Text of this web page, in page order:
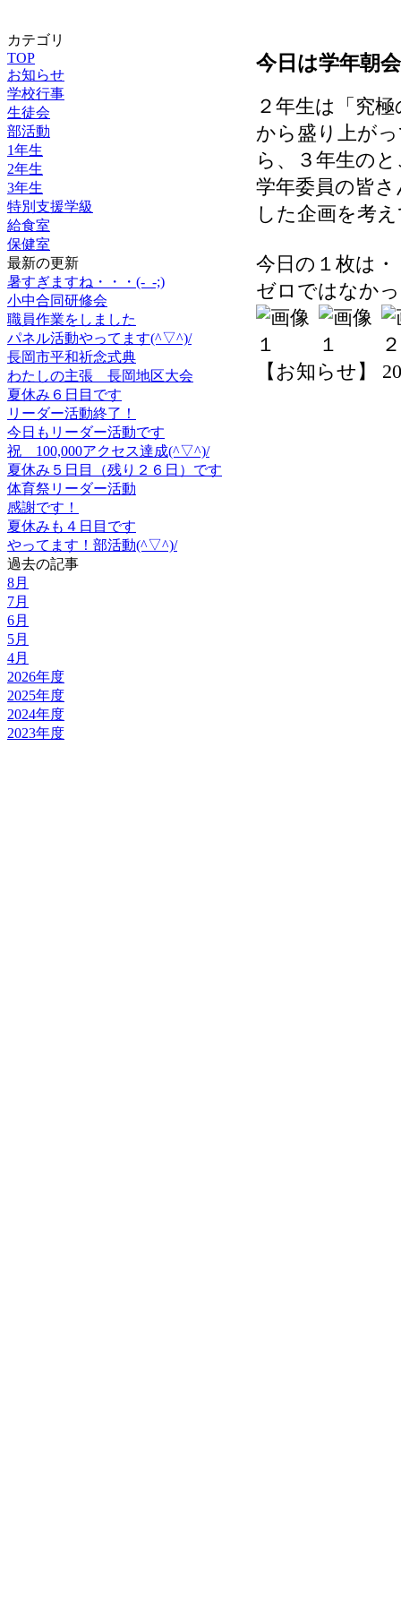
カテゴリ
TOP
お知らせ
学校行事
生徒会
部活動
1年生
2年生
3年生
特別支援学級
給食室
保健室
最新の更新
暑すぎますね・・・(-_-;)
小中合同研修会
職員作業をしました
パネル活動やってます(^▽^)/
長岡市平和祈念式典
わたしの主張 長岡地区大会
夏休み６日目です
リーダー活動終了！
今日もリーダー活動です
祝 100,000アクセス達成(^▽^)/
夏休み５日目（残り２６日）です
体育祭リーダー活動
感謝です！
夏休みも４日目です
やってます！部活動(^▽^)/
過去の記事
8月
7月
6月
5月
4月
2026年度
2025年度
2024年度
2023年度
今日は学年朝
２年生は「究
から盛り上が
ら、３年生の
学年委員の皆
した企画を考
今日の１枚は
ゼロではなか
【お知らせ】